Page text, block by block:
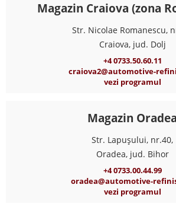
Magazin Craiova (zona
Str. Nicolae Romanescu,
Craiova, jud. Dolj
+4 0733.50.60.11
craiova2@automotive-
vezi programul
Magazin Oradea
Str. Lapușului, nr.40,
Oradea, jud. Bihor
+4 0733.00.44.99
oradea@automotive-
vezi programul